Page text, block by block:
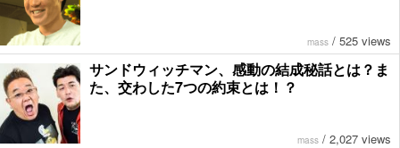
mass / 525 views
サンドウィッチマン、感動の結成秘話とは？ま
た、交わした7つの約束とは！？
mass / 2,027 views